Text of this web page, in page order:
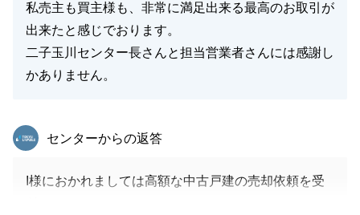
私売主も買主様も、非常に満足出来る最高のお取引が
出来たと感じでおります。
二子玉川センター長さんと担当営業者さんには感謝し
かありません。
東急リバブル
センターからの返答
I様におかれましては高額な中古戸建の売却依頼を受